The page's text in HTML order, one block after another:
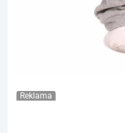
Reklama